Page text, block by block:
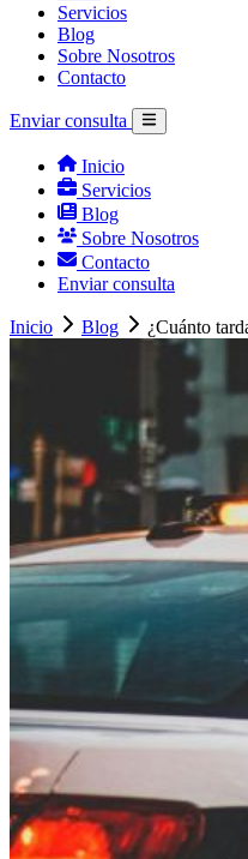
Servicios
Blog
Sobre Nosotros
Contacto
Enviar consulta
Inicio
Servicios
Blog
Sobre Nosotros
Contacto
Enviar consulta
Inicio Blog ¿Cuánto